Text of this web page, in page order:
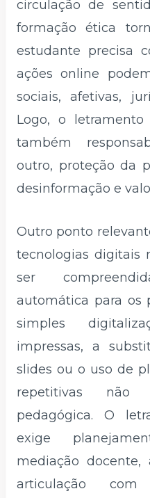
circulação de
formação ética
estudante precisa
ações online
sociais, afetivas,
Logo, o
também
outro, proteção da
desinformação e
Outro ponto
tecnologias digitais
ser
automática para os
simples
impressas, a
slides ou o uso de
repetitivas não
pedagógica. O
exige
mediação docente,
articulação